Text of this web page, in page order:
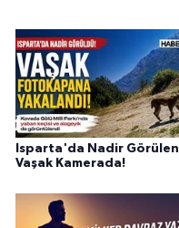
Isparta'da Nadir Görülen
Vaşak Kamerada!